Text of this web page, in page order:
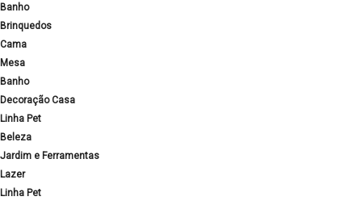
Banho
Brinquedos
Cama
Mesa
Banho
Decoração Casa
Linha Pet
Beleza
Jardim e Ferramentas
Lazer
Linha Pet